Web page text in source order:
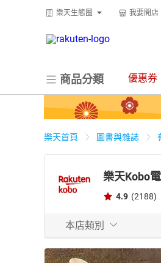
樂天生態圈 我要開店
商品分類 優惠券
樂天首頁 圖書與雜誌
樂天Kobo
4.9 (2188)
本店類別